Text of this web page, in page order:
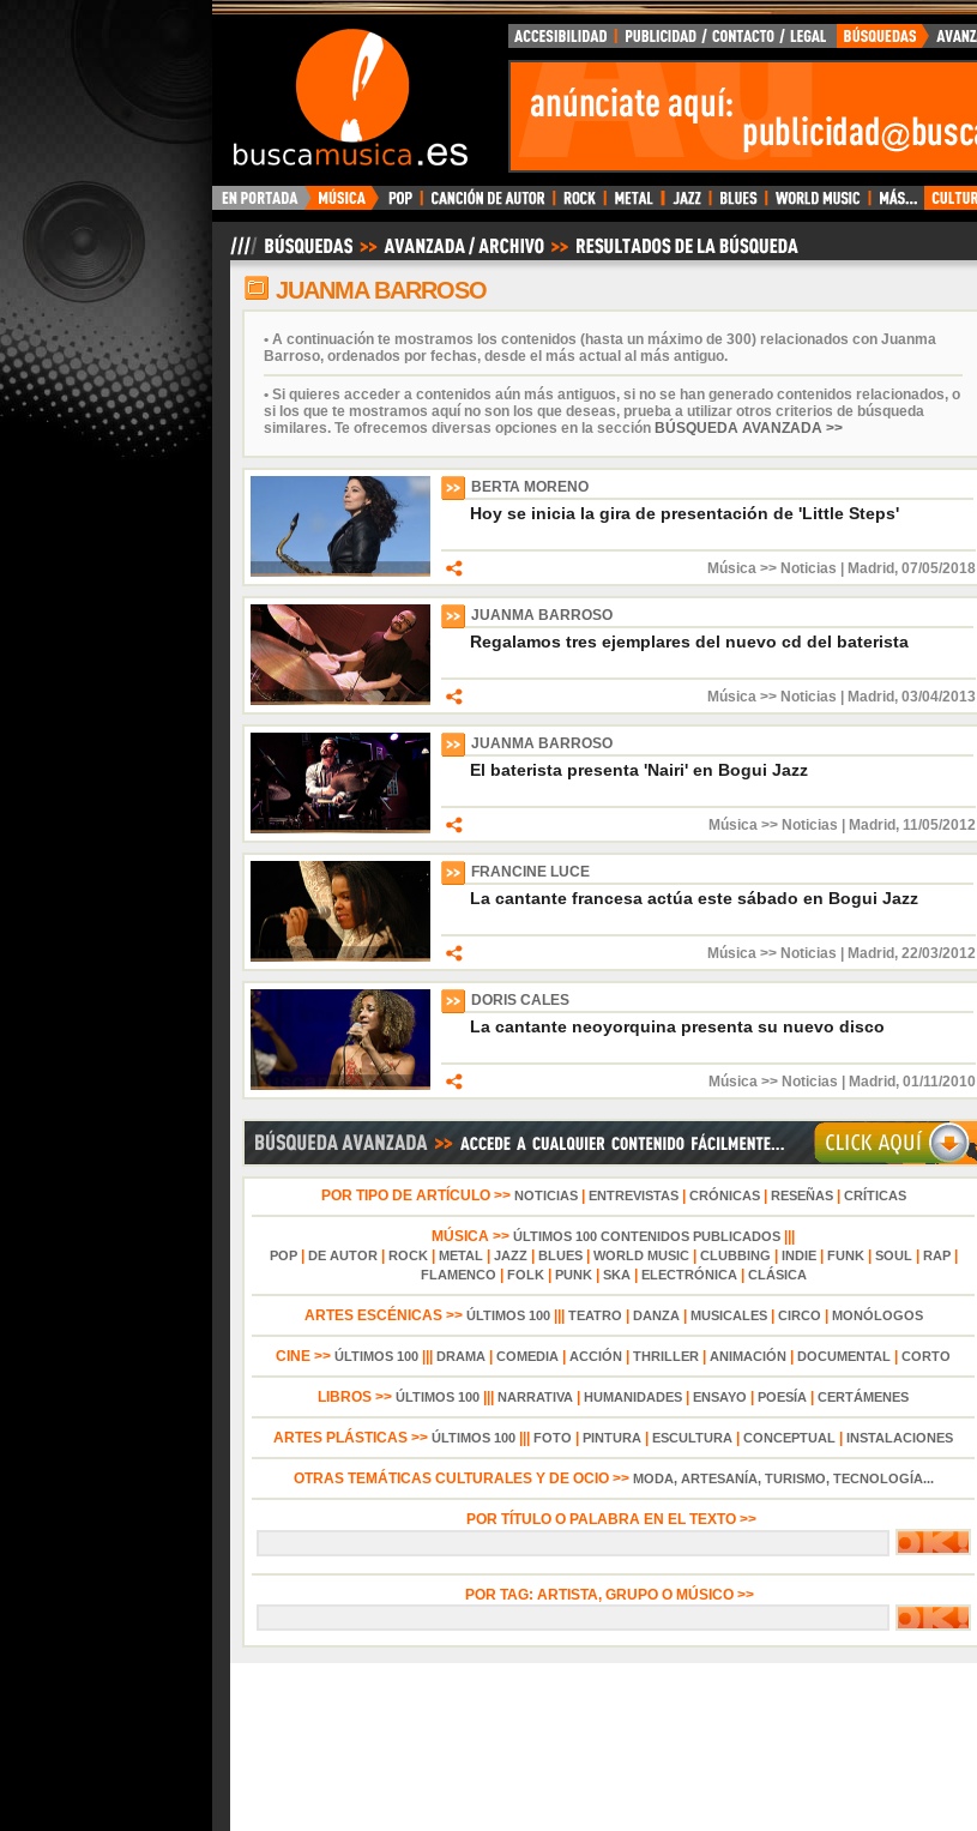
BuscaMusica.es
JUANMA BARROSO
• A continuación te mostramos los contenidos (hasta un máximo de 300) relacionados con Juanma
Barroso, ordenados por fechas, desde el más actual al más antiguo.
• Si quieres acceder a contenidos aún más antiguos, si no se han generado contenidos relacionados, o
si los que te mostramos aquí no son los que deseas, prueba a utilizar otros criterios de búsqueda
similares. Te ofrecemos diversas opciones en la sección BÚSQUEDA AVANZADA >>
BERTA MORENO
Hoy se inicia la gira de presentación de 'Little Steps'
Música >> Noticias Madrid , 07/05/2018
JUANMA BARROSO
Regalamos tres ejemplares del nuevo cd del baterista
Música >> Noticias Madrid , 03/04/2013
JUANMA BARROSO
El baterista presenta 'Nairi' en Bogui Jazz
Música >> Noticias Madrid , 11/05/2012
FRANCINE LUCE
La cantante francesa actúa este sábado en Bogui Jazz
Música >> Noticias Madrid , 22/03/2012
DORIS CALES
La cantante neoyorquina presenta su nuevo disco
Música >> Noticias Madrid , 01/11/2010
POR TIPO DE ARTÍCULO >> NOTICIAS| ENTREVISTAS| CRÓNICAS| RESEÑAS| CRÍTICAS
MÚSICA >> ÚLTIMOS 100 CONTENIDOS PUBLICADOS
POP| DE AUTOR| ROCK| METAL| JAZZ| BLUES| WORLD MUSIC| CLUBBING INDIE| FUNK| SOUL| RAP|
FLAMENCO FOLK| PUNK| SKA| ELECTRÓNICA| CLÁSICA
ARTES ESCÉNICAS >> ÚLTIMOS 100||| TEATRO DANZA| MUSICALES| CIRCO MONÓLOGOS
CINE >> ÚLTIMOS 100 DRAMA COMEDIA ACCIÓN THRILLER ANIMACIÓN DOCUMENTAL CORTO
LIBROS >> ÚLTIMOS 100 NARRATIVA HUMANIDADES ENSAYO POESÍA CERTÁMENES
ARTES PLÁSTICAS >> ÚLTIMOS 100 FOTO PINTURA ESCULTURA CONCEPTUAL INSTALACIONES
OTRAS TEMÁTICAS CULTURALES Y DE OCIO >> MODA, ARTESANÍA, TURISMO, TECNOLOGÍA...
POR TÍTULO O PALABRA EN EL TEXTO >>
POR TAG: ARTISTA, GRUPO O MÚSICO >>